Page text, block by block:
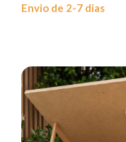
Envio de 2-7 dias